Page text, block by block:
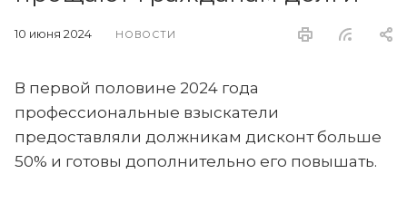
10 июня 2024 НОВОСТИ
В первой половине 2024 года
профессиональные взыскатели
предоставляли должникам дисконт больше
50% и готовы дополнительно его повышать.